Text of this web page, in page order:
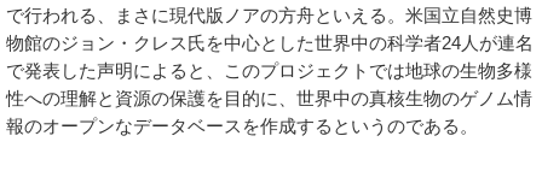
で行われる、まさに現代版ノアの方舟といえる。米国立自然史博
物館のジョン・クレス氏を中心とした世界中の科学者24人が連名
で発表した声明によると、このプロジェクトでは地球の生物多様
性への理解と資源の保護を目的に、世界中の真核生物のゲノム情
報のオープンなデータベースを作成するというのである。